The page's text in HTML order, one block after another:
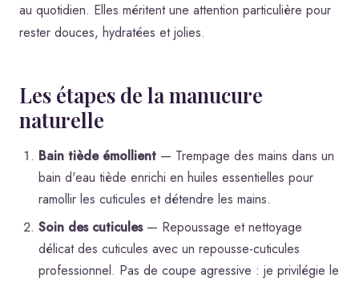
au quotidien. Elles méritent une attention particulière pour
rester douces, hydratées et jolies.
Les étapes de la manucure
naturelle
Bain tiède émollient — Trempage des mains dans un
bain d'eau tiède enrichi en huiles essentielles pour
ramollir les cuticules et détendre les mains.
Soin des cuticules— Repoussage et nettoyage
délicat des cuticules avec un repousse-cuticules
professionnel. Pas de coupe agressive : je privilégie le